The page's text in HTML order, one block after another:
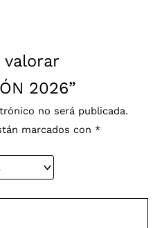
2026”
no será publicada.
marcados con *